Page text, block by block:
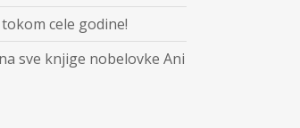
cele godine!
sve knjige nobelovke Ani